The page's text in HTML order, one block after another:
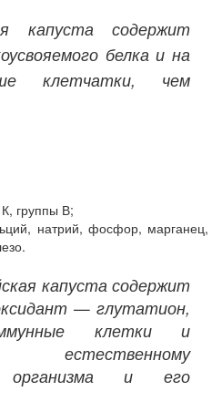
капуста содержит
белка и на
клетчатки, чем
группы В;
натрий, фосфор, марганец,
капуста содержит
— глутатион,
клетки и
естественному
организма и его